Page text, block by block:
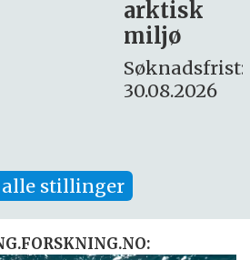
Søknadsfrist:
16. august.
alle stillinger